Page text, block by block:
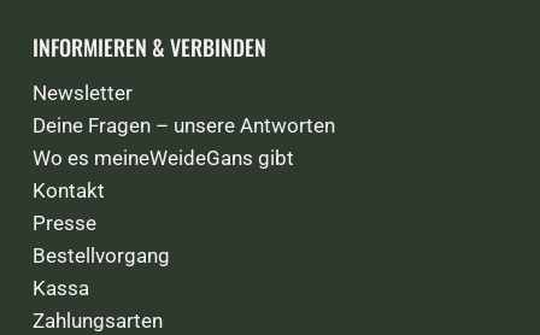
INFORMIEREN & VERBINDEN
Newsletter
Deine Fragen – unsere Antworten
Wo es meineWeideGans gibt
Kontakt
Presse
Bestellvorgang
Kassa
Zahlungsarten